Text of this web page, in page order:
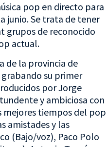
pop en directo para
junio. Se trata de tener
grupos de reconocido
actual.
de la provincia de
su primer
por Jorge
y ambiciosa con
mejores tiempos del pop
amistades y las
(Bajo/voz), Paco Polo